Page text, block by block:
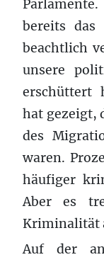
bereits das
beachtlich
unsere
erschüttert
hat gezeigt,
des
waren.
häufiger
Aber es
Kriminalität
Auf der